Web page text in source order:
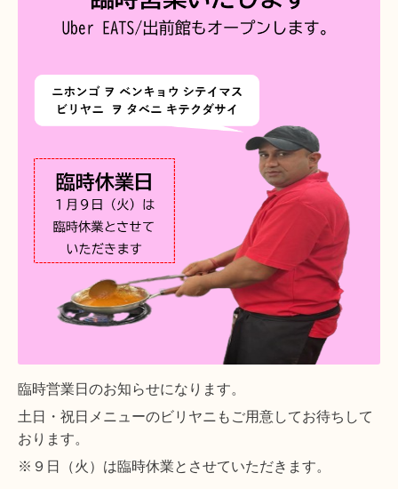
臨時営業日のお知らせになります。
土日・祝日メニューのビリヤニもご用意してお待ちして
おります。
※９日（火）は臨時休業とさせていただきます。